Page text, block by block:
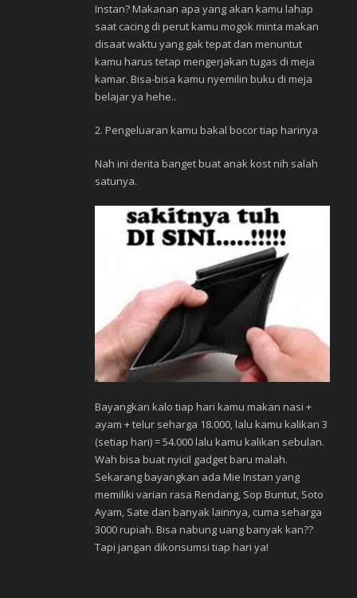
Instan? Makanan apa yang akan kamu lahap
saat cacing di perut kamu mogok minta makan
disaat waktu yang gak tepat dan menuntut
kamu harus tetap mengerjakan tugas di meja
kamar. Bisa-bisa kamu nyemilin buku di meja
belajar ya hehe..
2. Pengeluaran kamu bakal bocor tiap harinya
Nah ini derita banget buat anak kost nih salah
satunya.
Bayangkan kalo tiap hari kamu makan nasi +
ayam + telur seharga 18.000, lalu kamu kalikan 3
(setiap hari) = 54.000 lalu kamu kalikan sebulan.
Wah bisa buat nyicil gadget baru malah.
Sekarang bayangkan ada Mie Instan yang
memiliki varian rasa Rendang, Sop Buntut, Soto
Ayam, Sate dan banyak lainnya, cuma seharga
3000 rupiah. Bisa nabung uang banyak kan??
Tapi jangan dikonsumsi tiap hari ya!